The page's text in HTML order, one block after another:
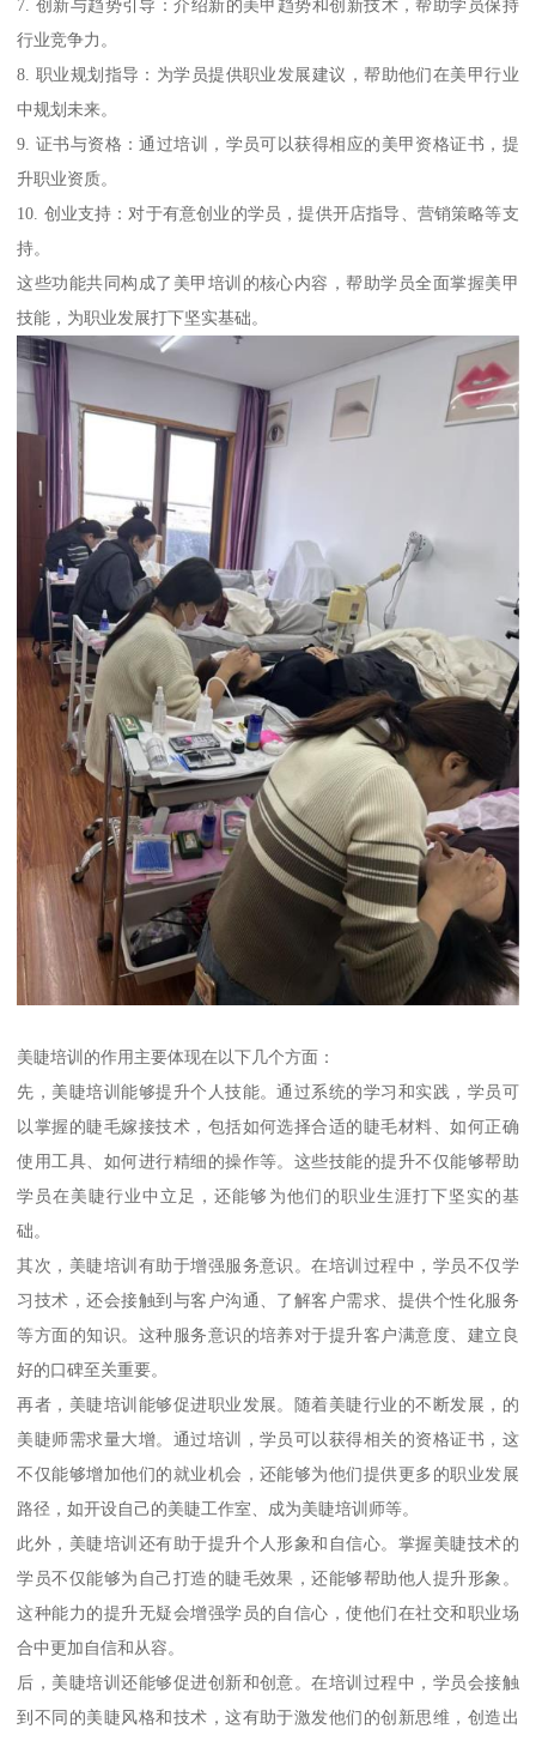
7. 创新与趋势引导：介绍新的美甲趋势和创新技术，帮助学员保持
行业竞争力。
8. 职业规划指导：为学员提供职业发展建议，帮助他们在美甲行业
中规划未来。
9. 证书与资格：通过培训，学员可以获得相应的美甲资格证书，提
升职业资质。
10. 创业支持：对于有意创业的学员，提供开店指导、营销策略等支
持。
这些功能共同构成了美甲培训的核心内容，帮助学员全面掌握美甲
技能，为职业发展打下坚实基础。
美睫培训的作用主要体现在以下几个方面：
先，美睫培训能够提升个人技能。通过系统的学习和实践，学员可
以掌握的睫毛嫁接技术，包括如何选择合适的睫毛材料、如何正确
使用工具、如何进行精细的操作等。这些技能的提升不仅能够帮助
学员在美睫行业中立足，还能够为他们的职业生涯打下坚实的基
础。
其次，美睫培训有助于增强服务意识。在培训过程中，学员不仅学
习技术，还会接触到与客户沟通、了解客户需求、提供个性化服务
等方面的知识。这种服务意识的培养对于提升客户满意度、建立良
好的口碑至关重要。
再者，美睫培训能够促进职业发展。随着美睫行业的不断发展，的
美睫师需求量大增。通过培训，学员可以获得相关的资格证书，这
不仅能够增加他们的就业机会，还能够为他们提供更多的职业发展
路径，如开设自己的美睫工作室、成为美睫培训师等。
此外，美睫培训还有助于提升个人形象和自信心。掌握美睫技术的
学员不仅能够为自己打造的睫毛效果，还能够帮助他人提升形象。
这种能力的提升无疑会增强学员的自信心，使他们在社交和职业场
合中更加自信和从容。
后，美睫培训还能够促进创新和创意。在培训过程中，学员会接触
到不同的美睫风格和技术，这有助于激发他们的创新思维，创造出